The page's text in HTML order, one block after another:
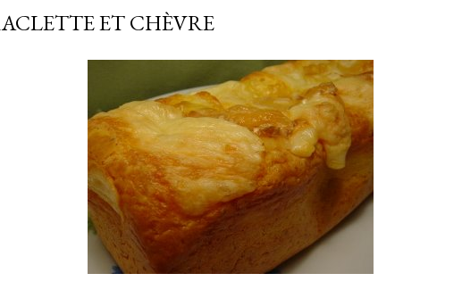
ET CHÈVRE